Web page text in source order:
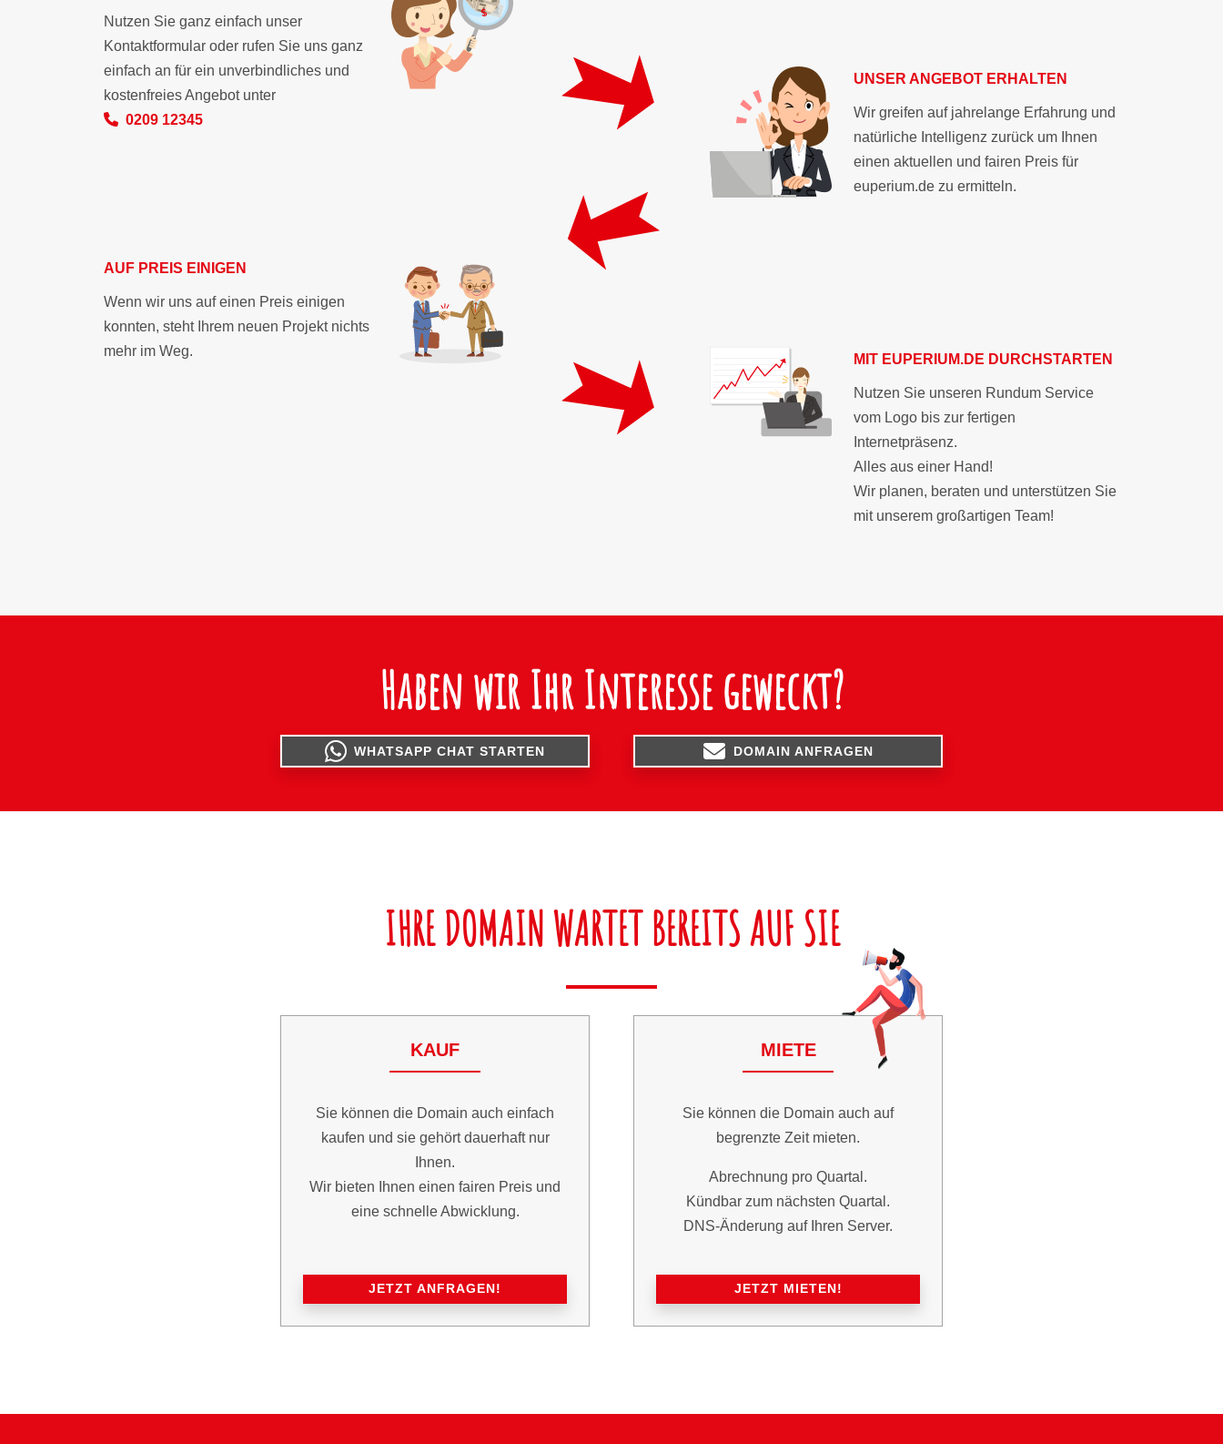
Nutzen Sie ganz einfach unser
Kontaktformular oder rufen Sie uns ganz
einfach an für ein unverbindliches und
kostenfreies Angebot unter
0209 12345
UNSER ANGEBOT ERHALTEN
Wir greifen auf jahrelange Erfahrung und
natürliche Intelligenz zurück um Ihnen
einen aktuellen und fairen Preis für
euperium.de zu ermitteln.
AUF PREIS EINIGEN
Wenn wir uns auf einen Preis einigen
konnten, steht Ihrem neuen Projekt nichts
mehr im Weg.
MIT EUPERIUM.DE DURCHSTARTEN
Nutzen Sie unseren Rundum Service
vom Logo bis zur fertigen
Internetpräsenz.
Alles aus einer Hand!
Wir planen, beraten und unterstützen Sie
mit unserem großartigen Team!
Haben wir Ihr Interesse geweckt?
WHATSAPP CHAT STARTEN DOMAIN ANFRAGEN
IHRE DOMAIN WARTET BEREITS AUF SIE
KAUF
Sie können die Domain auch einfach
kaufen und sie gehört dauerhaft nur
Ihnen.
Wir bieten Ihnen einen fairen Preis und
eine schnelle Abwicklung.
JETZT ANFRAGEN!
MIETE
Sie können die Domain auch auf
begrenzte Zeit mieten.
Abrechnung pro Quartal.
Kündbar zum nächsten Quartal.
DNS-Änderung auf Ihren Server.
JETZT MIETEN!